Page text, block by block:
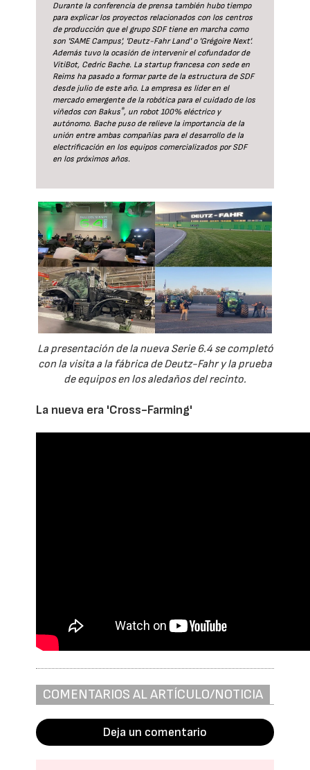
Durante la conferencia de prensa también hubo tiempo
para explicar los proyectos relacionados con los centros
de producción que el grupo SDF tiene en marcha como
son 'SAME Campus', 'Deutz-Fahr Land' o 'Grégoire Next'.
Además tuvo la ocasión de intervenir el cofundador de
VitiBot, Cedric Bache. La startup francesa con sede en
Reims ha pasado a formar parte de la estructura de SDF
desde julio de este año. La empresa es líder en el
mercado emergente de la robótica para el cuidado de los
viñedos con Bakus®, un robot 100% eléctrico y
autónomo. Bache puso de relieve la importancia de la
unión entre ambas compañías para el desarrollo de la
electrificación en los equipos comercializados por SDF
en los próximos años.
La presentación de la nueva Serie 6.4 se completó
con la visita a la fábrica de Deutz-Fahr y la prueba
de equipos en los aledaños del recinto.
La nueva era 'Cross-Farming'
COMENTARIOS AL ARTÍCULO/NOTICIA
Deja un comentario